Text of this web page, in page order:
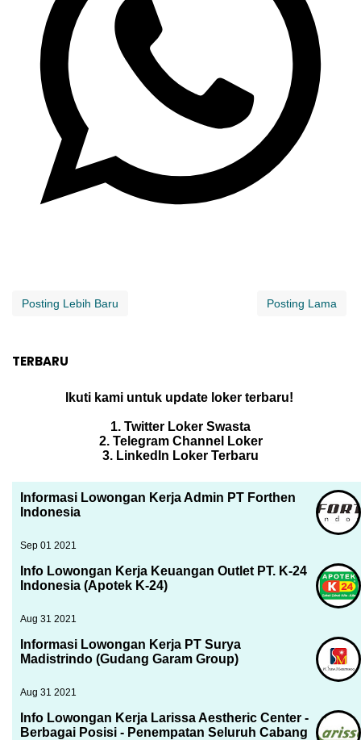
Posting Lebih Baru Posting Lama
TERBARU
Ikuti kami untuk update loker terbaru!
1. Twitter Loker Swasta
2. Telegram Channel Loker
3. LinkedIn Loker Terbaru
Informasi Lowongan Kerja Admin PT Forthen
Indonesia
Sep 01 2021
Info Lowongan Kerja Keuangan Outlet PT. K-24
Indonesia (Apotek K-24)
Aug 31 2021
Informasi Lowongan Kerja PT Surya
Madistrindo (Gudang Garam Group)
Aug 31 2021
Info Lowongan Kerja Larissa Aestheric Center -
Berbagai Posisi - Penempatan Seluruh Cabang